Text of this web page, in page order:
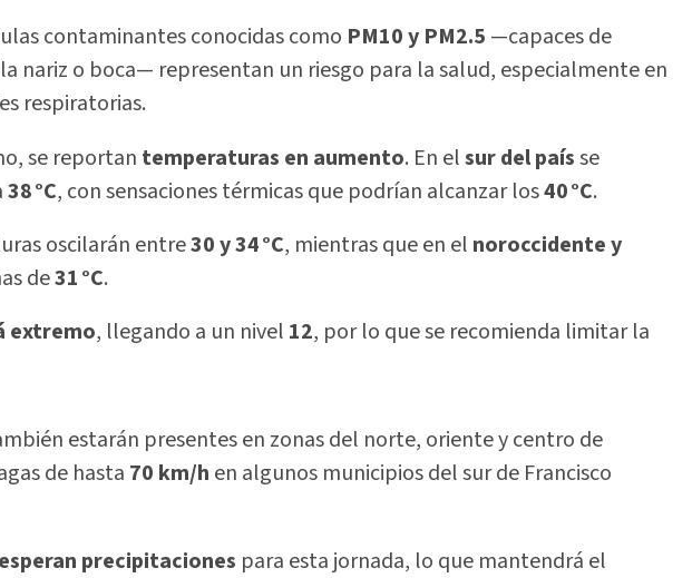
contaminantes conocidas como PM10 y PM2.5 —capaces de
nariz o boca— representan un riesgo para la salud, especialmente en
respiratorias.
se reportan temperaturas en aumento. En elsur del paísse
38 °C, con sensaciones térmicas que podrían alcanzar los40 °C.
oscilarán entre30 y 34 °C, mientras que en el noroccidente y
de31 °C.
extremo, llegando a un nivel 12, por lo que se recomienda limitar la
estarán presentes en zonas del norte, oriente y centro de
de hasta 70 km/h en algunos municipios del sur de Francisco
precipitaciones para esta jornada, lo que mantendrá el